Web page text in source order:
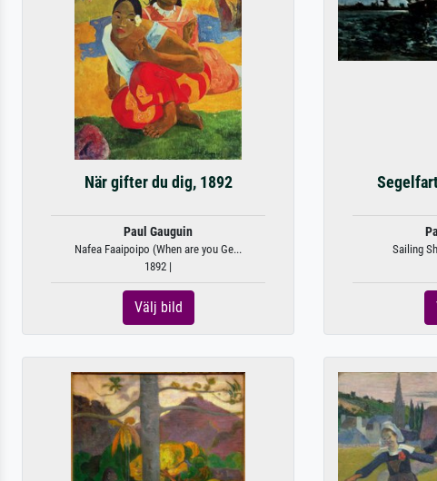
När gifter du dig, 1892
Paul Gauguin
Nafea Faaipoipo (When are you Ge...
1892 |
Välj bild
Sailing